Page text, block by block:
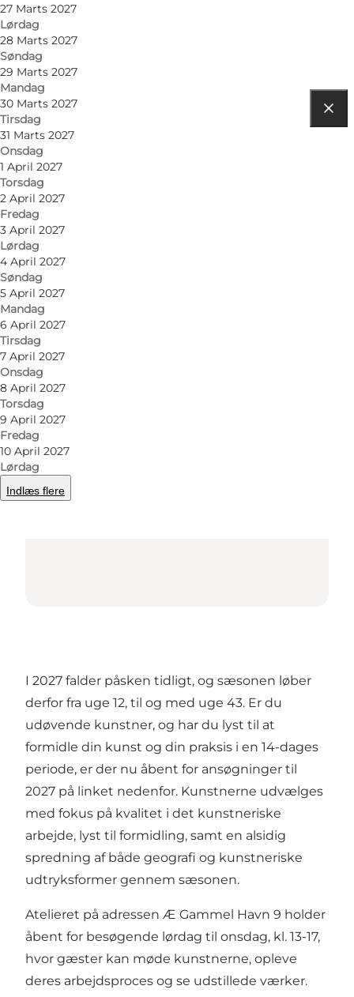
27 Marts 2027
Lørdag
28 Marts 2027
Søndag
29 Marts 2027
Mandag
30 Marts 2027
Tirsdag
31 Marts 2027
Onsdag
1 April 2027
Torsdag
2 April 2027
Fredag
3 April 2027
Lørdag
4 April 2027
Søndag
5 April 2027
Mandag
6 April 2027
Tirsdag
7 April 2027
Onsdag
8 April 2027
Torsdag
9 April 2027
Fredag
10 April 2027
Lørdag
Indlæs flere
Find vej
Æ Gammelhavn 9
6960 Hvide Sande
I 2027 falder påsken tidligt, og sæsonen løber
derfor fra uge 12, til og med uge 43. Er du
udøvende kunstner, og har du lyst til at
formidle din kunst og din praksis i en 14-dages
periode, er der nu åbent for ansøgninger til
2027 på linket nedenfor. Kunstnerne udvælges
med fokus på kvalitet i det kunstneriske
arbejde, lyst til formidling, samt en alsidig
spredning af både geografi og kunstneriske
udtryksformer gennem sæsonen.
Atelieret på adressen Æ Gammel Havn 9 holder
åbent for besøgende lørdag til onsdag, kl. 13-17,
hvor gæster kan møde kunstnerne, opleve
deres arbejdsproces og se udstillede værker.